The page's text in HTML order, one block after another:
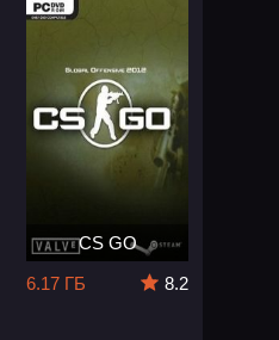
CS GO
6.17 ГБ
8.2